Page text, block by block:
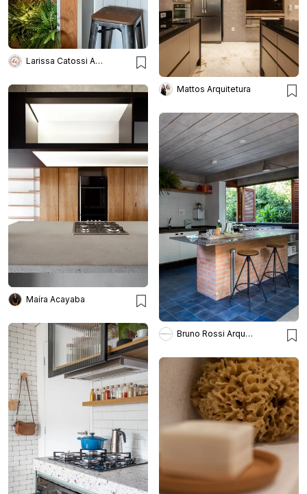
Larissa Catossi Arquiteta
Mattos Arquitetura
Maíra Acayaba
Bruno Rossi Arquitetos